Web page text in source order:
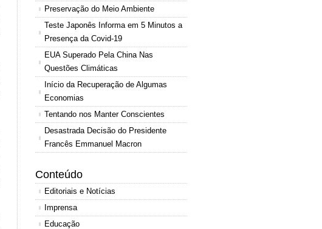
Preservação do Meio Ambiente
Teste Japonês Informa em 5 Minutos a
Presença da Covid-19
EUA Superado Pela China Nas
Questões Climáticas
Início da Recuperação de Algumas
Economias
Tentando nos Manter Conscientes
Desastrada Decisão do Presidente
Francês Emmanuel Macron
Conteúdo
Editoriais e Notícias
Imprensa
Educação